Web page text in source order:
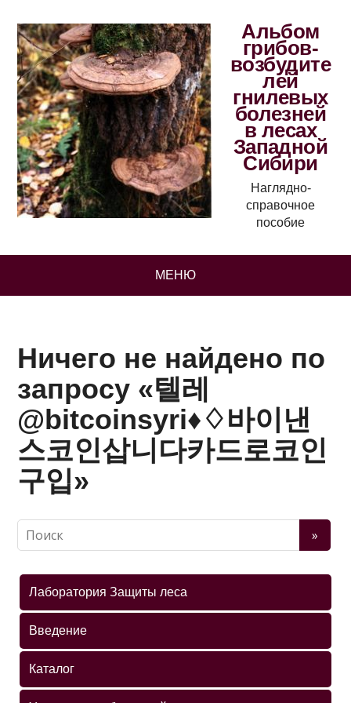
Альбом
грибов-
возбудите
лей
гнилевых
болезней
в лесах
Западной
Сибири
Наглядно-
справочное
пособие
МЕНЮ
Ничего не найдено по
запросу «텔레
@bitcoinsyri♦♢바이낸
스코인삽니다카드로코인
구입»
Лаборатория Защиты леса
Введение
Каталог